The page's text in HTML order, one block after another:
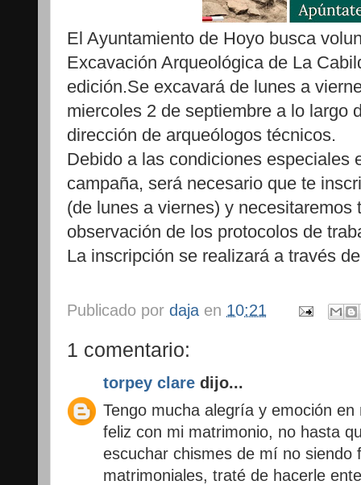
El Ayuntamiento de Hoyo busca
Excavación Arqueológica de La
edición.Se excavará de lunes a
miercoles 2 de septiembre a lo largo
dirección de arqueólogos técnicos.
Debido a las condiciones especiales
campaña, será necesario que te
(de lunes a viernes) y
observación de los protocolos de
La inscripción se realizará a través
Publicado por daja en 10:21
1 comentario:
torpey clare dijo...
Tengo mucha alegría y emoción
feliz con mi matrimonio, no hasta
escuchar chismes de mí no siendo
matrimoniales, traté de hacerle